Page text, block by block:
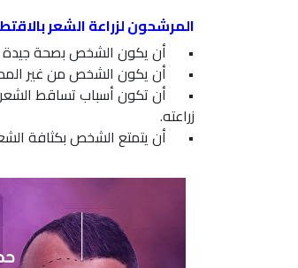
المرشحون لزراعة الشعر
•
أن يكون الشخص بصحة جيدة
•
أن يكون الشخص من غير
•
أن تكون أسباب تساقط
زراعته.
•
أن يتمتع الشخص بكثافة